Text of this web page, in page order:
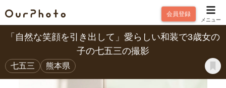
会員登録
メニュー
「自然な笑顔を引き出して」愛らしい和装で3歳女の
子の七五三の撮影
七五三 熊本県